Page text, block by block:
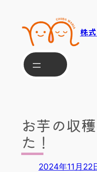
株
お芋の収
た！
2024年11月22